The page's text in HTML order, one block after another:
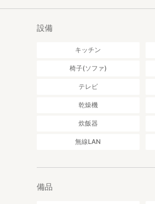
設備
キッチン
椅子(ソファ)
テレビ
乾燥機
炊飯器
無線LAN
備品